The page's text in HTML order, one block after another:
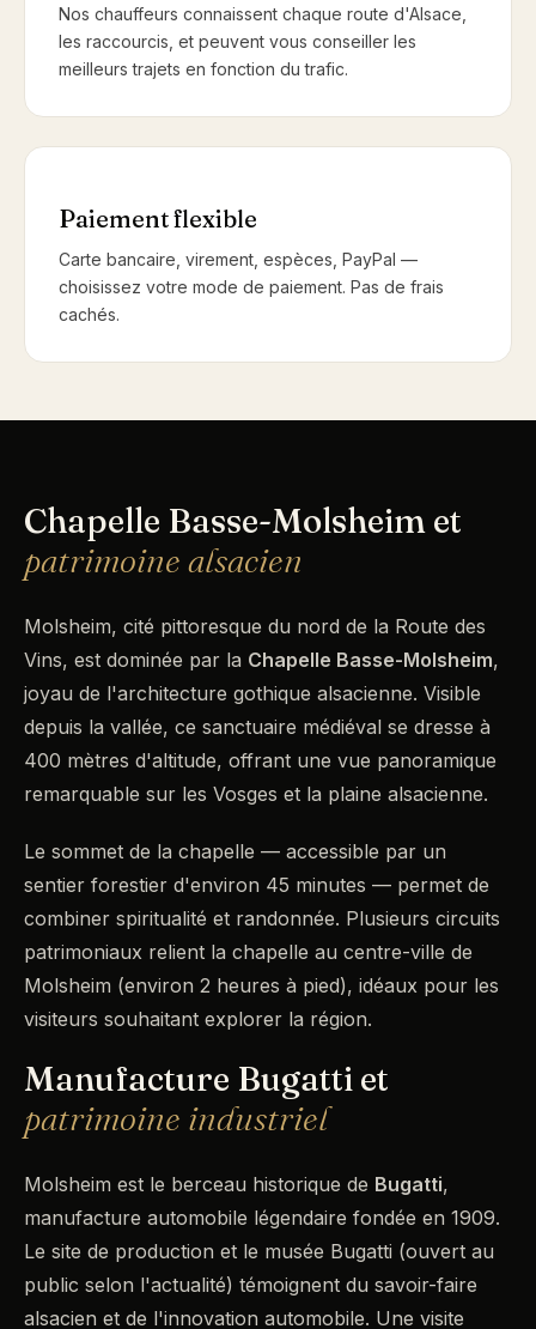
Nos chauffeurs connaissent chaque route d'Alsace,
les raccourcis, et peuvent vous conseiller les
meilleurs trajets en fonction du trafic.
Paiement flexible
Carte bancaire, virement, espèces, PayPal —
choisissez votre mode de paiement. Pas de frais
cachés.
Chapelle Basse-Molsheim et
patrimoine alsacien
Molsheim, cité pittoresque du nord de la Route des
Vins, est dominée par la Chapelle Basse-Molsheim,
joyau de l'architecture gothique alsacienne. Visible
depuis la vallée, ce sanctuaire médiéval se dresse à
400 mètres d'altitude, offrant une vue panoramique
remarquable sur les Vosges et la plaine alsacienne.
Le sommet de la chapelle — accessible par un
sentier forestier d'environ 45 minutes — permet de
combiner spiritualité et randonnée. Plusieurs circuits
patrimoniaux relient la chapelle au centre-ville de
Molsheim (environ 2 heures à pied), idéaux pour les
visiteurs souhaitant explorer la région.
Manufacture Bugatti et
patrimoine industriel
Molsheim est le berceau historique de Bugatti,
manufacture automobile légendaire fondée en 1909.
Le site de production et le musée Bugatti (ouvert au
public selon l'actualité) témoignent du savoir-faire
alsacien et de l'innovation automobile. Une visite